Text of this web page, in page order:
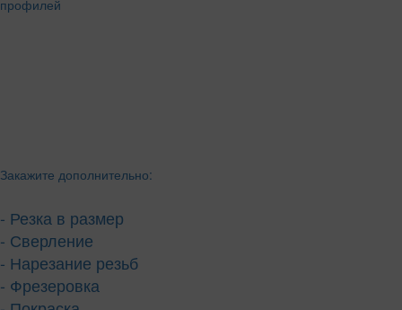
Закажите дополнительно:
- Резка в размер
- Сверление
- Нарезание резьб
- Фрезеровка